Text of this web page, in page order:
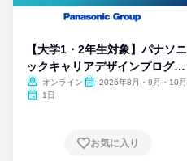
【大学1・2年生対象】パナソニ
ックキャリアデザインプログラ
ム
オンライン
2026年8月・9月・10月
1日
お気に入り